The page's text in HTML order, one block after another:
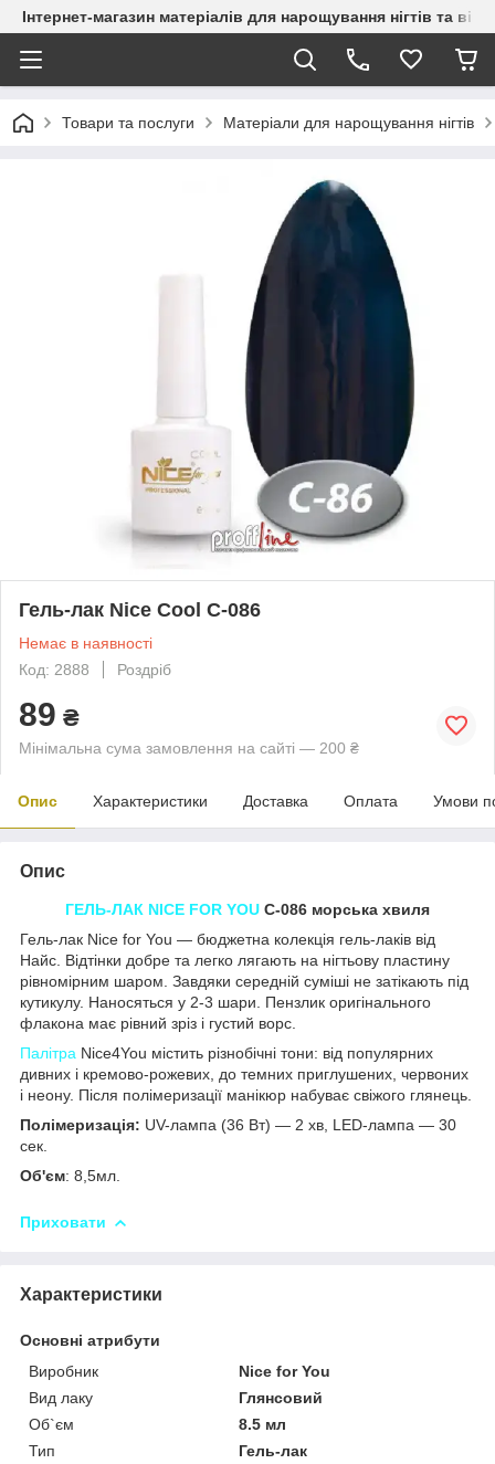
Інтернет-магазин матеріалів для нарощування нігтів та вій
Товари та послуги Матеріали для нарощування нігтів
Гель-лак Nice Cool C-086
Немає в наявності
Код: 2888
Роздріб
89 ₴
Мінімальна сума замовлення на сайті — 200 ₴
Опис Характеристики Доставка Оплата Умови
Опис
ГЕЛЬ-ЛАК NICE FOR YOU C-086 морська хвиля
Гель-лак Nice for You — бюджетна колекція гель-лаків від
Найс. Відтінки добре та легко лягають на нігтьову пластину
рівномірним шаром. Завдяки середній суміші не затікають під
кутикулу. Наносяться у 2-3 шари. Пензлик оригінального
флакона має рівний зріз і густий ворс.
Палітра Nice4You містить різнобічні тони: від популярних
дивних і кремово-рожевих, до темних приглушених, червоних
і неону. Після полімеризації манікюр набуває свіжого глянець.
Полімеризація: UV-лампа (36 Вт) — 2 хв, LED-лампа — 30
сек.
Об'єм: 8,5мл.
Приховати
Характеристики
Основні атрибути
Виробник
Nice for You
Вид лаку
Глянсовий
Об`єм
8.5 мл
Тип
Гель-лак